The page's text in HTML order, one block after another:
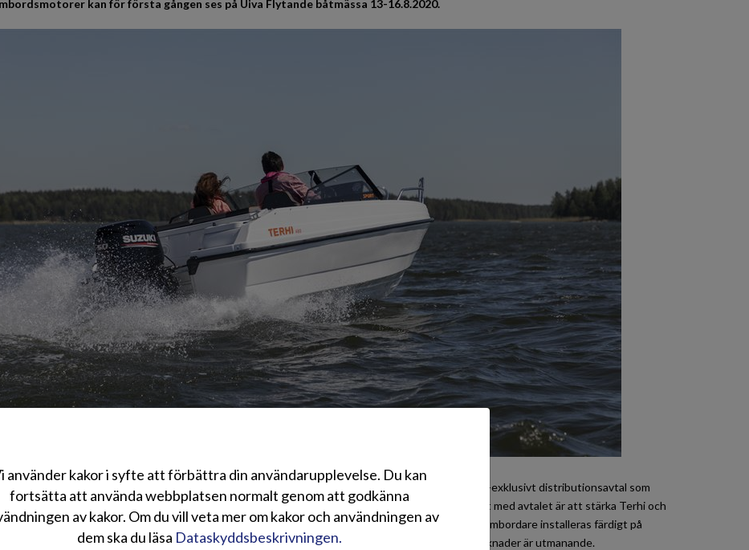
kan för första gången ses på Uiva Flytande båtmässa 13-16.8.2020.
Oy, tillverkare av Terhi-båtar, och Suzuki Deutschland GmbH har kommit överens om ett icke-exklusivt distributionsavtal som
leverans av Terhi-båtar med Suzuki utombordsmotorer till alla Terhi-försäljningsländer. Syftet med avtalet är att stärka Terhi och
position på båtmarknaden, påskynda båtleveranserna och underlätta lagerhanteringen när utombordare installeras färdigt på
på fabriken. Detta är särskilt viktigt i en tid då förutsägbarheten för båtförsäljning på olika marknader är utmanande.
använder kakor i syfte att förbättra din användarupplevelse. Du kan
fortsätta att använda webbplatsen normalt genom att godkänna
av kakor. Om du vill veta mer om kakor och användningen av
dem ska du läsa Dataskyddsbeskrivningen.